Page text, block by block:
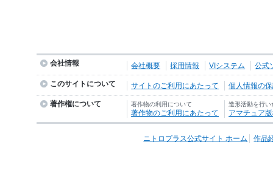
会社情報 会社概要 採用情報 VIシステム 公式
このサイトについて サイトのご利用にあたって 個人情報の
著作権について 著作物の利用について
著作物のご利用にあたって
造形活動を行い
アマチュア
ニトロプラス公式サイト ホーム 作品